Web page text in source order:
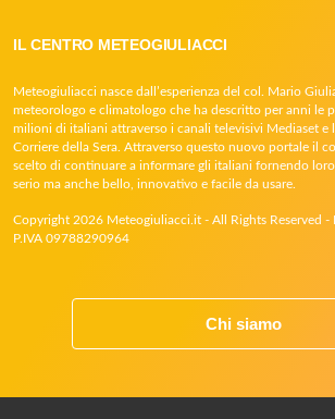
IL CENTRO METEOGIULIACCI
Meteogiuliacci nasce dall’esperienza del col. Mario
meteorologo e climatologo che ha descritto per anni le
milioni di italiani attraverso i canali televisivi Mediaset e
Corriere della Sera. Attraverso questo nuovo portale il
scelto di continuare a informare gli italiani fornendo
serio ma anche bello, innovativo e facile da usare.
Copyright 2026 Meteogiuliacci.it - All Rights Reserved -
P.IVA 09788290964
Chi siamo